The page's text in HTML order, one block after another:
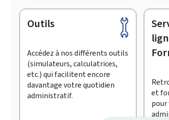
Pied
page
Outils
Accédez à nos différents outils
(simulateurs, calculatrices,
etc.) qui facilitent encore
davantage votre quotidien
administratif.
et
pour